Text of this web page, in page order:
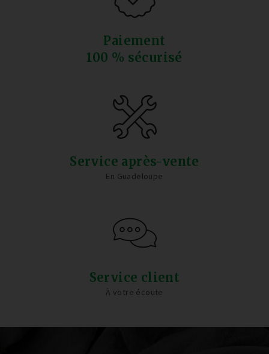
Paiement
100 % sécurisé
Service après-vente
En Guadeloupe
Service client
À votre écoute